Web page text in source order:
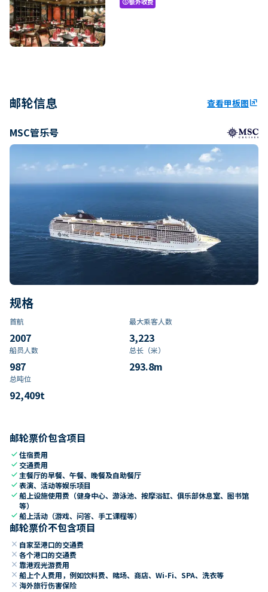
paid
邮轮信息 查看甲板图ungroup
MSC管乐号
规格
首航
2007
最大乘客人数
3,223
船员人数
987
总长（米）
293.8m
总吨位
92,409t
邮轮票价包含项目
check住宿费用
check 交通费用
check 主餐厅的早餐、午餐、晚餐及自助餐厅
check表演、活动等娱乐项目
check船上设施使用费（健身中心、游泳池、按摩浴缸、俱乐部休息室、图书馆
等）
check船上活动（游戏、问答、手工课程等）
邮轮票价不包含项目
close 自家至港口的交通费
close 各个港口的交通费
close 靠港观光游费用
close 船上个人费用，例如饮料费、赌场、商店、Wi-Fi、SPA、洗衣等
close 海外旅行伤害保险